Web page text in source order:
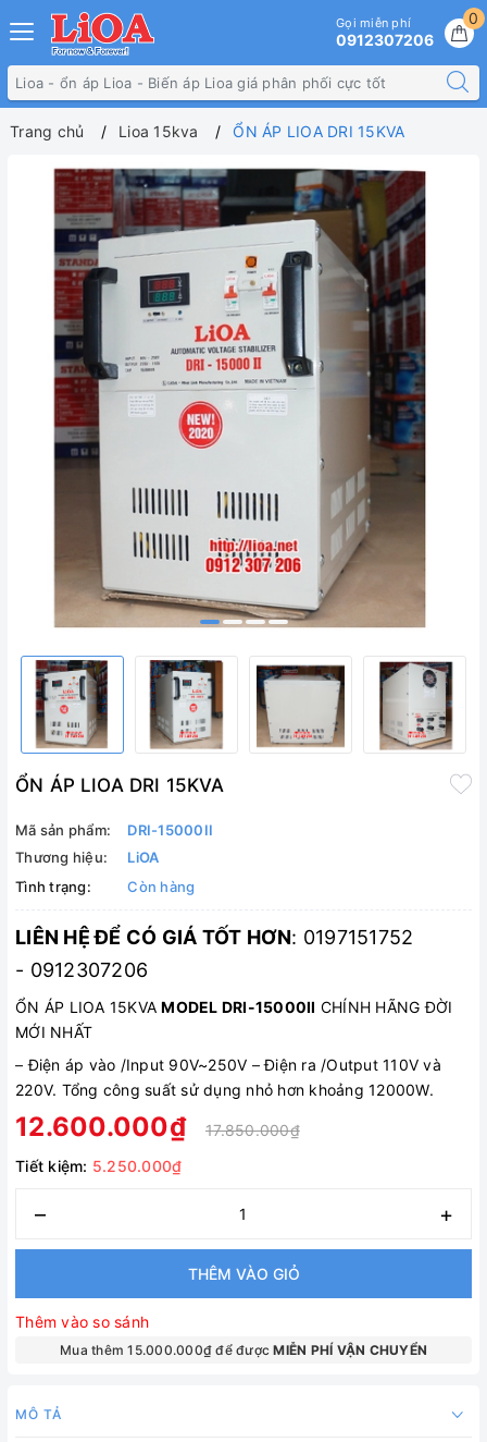
0
Gọi miễn phí
0912307206
Trang chủ Lioa 15kva ỔN ÁP LIOA DRI 15KVA
ỔN ÁP LIOA DRI 15KVA
Mã sản phẩm:
DRI-15000II
Thương hiệu:
LiOA
Tình trạng:
Còn hàng
LIÊN HỆ ĐỂ CÓ GIÁ TỐT HƠN: 0197151752
- 0912307206
ỔN ÁP LIOA 15KVAMODEL DRI-15000II CHÍNH HÃNG ĐỜI
MỚI NHẤT
–Điện áp vào /Input 90V~250V –Điện ra /Output 110V và
220V. Tổng công suất sử dụng nhỏ hơn khoảng 12000W.
12.600.000₫
17.850.000₫
Tiết kiệm: 5.250.000₫
– +
THÊM VÀO GIỎ
Thêm vào so sánh
Mua thêm 15.000.000₫ để đượcMIỄN PHÍ VẬN CHUYỂN
MÔ TẢ